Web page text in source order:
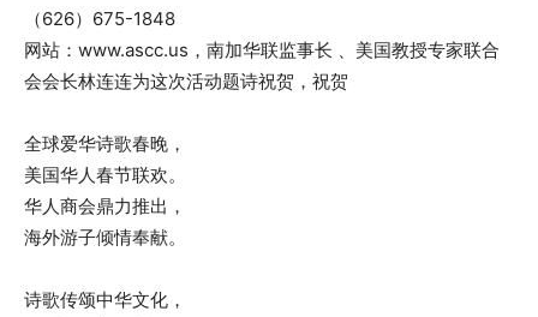
（626）675-1848
网站：www.ascc.us，南加华联监事长 、美国教授专家联合
会会长林连连为这次活动题诗祝贺，祝贺
全球爱华诗歌春晚，
美国华人春节联欢。
华人商会鼎力推出，
海外游子倾情奉献。
诗歌传颂中华文化，